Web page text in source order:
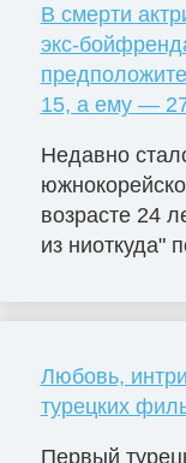
В смерти
экс-
15, а ему —
Недавно
возрасте 24
из ниоткуда"
Любовь,
турецких
Первый